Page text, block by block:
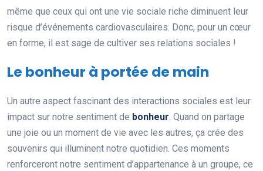
même que ceux qui ont une vie sociale riche diminuent leur
risque d’événements cardiovasculaires. Donc, pour un cœur
en forme, il est sage de cultiver ses relations sociales !
Le bonheur à portée de main
Un autre aspect fascinant des interactions sociales est leur
impact sur notre sentiment de bonheur . Quand on partage
une joie ou un moment de vie avec les autres, ça crée des
souvenirs qui illuminent notre quotidien. Ces moments
renforceront notre sentiment d’appartenance à un groupe, ce